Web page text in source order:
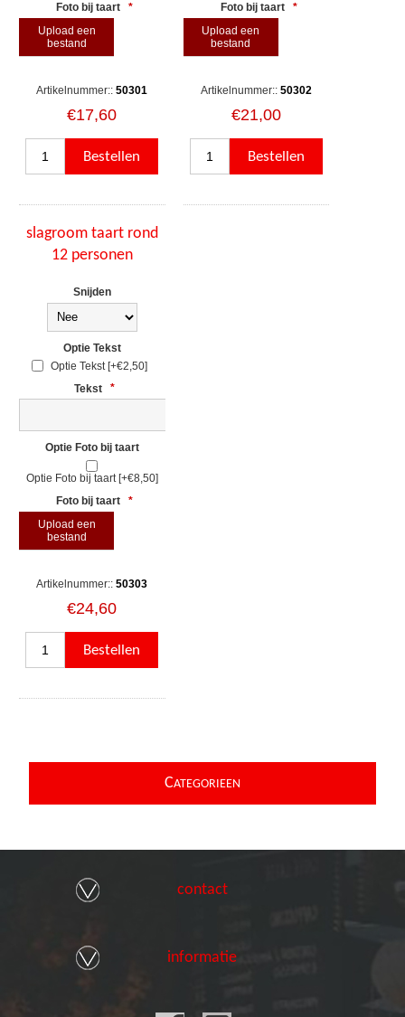
Foto bij taart
*
Upload een
bestand
Artikelnummer:: 50301
€17,60
Foto bij taart
*
Upload een
bestand
Artikelnummer:: 50302
€21,00
slagroom taart rond
12 personen
Snijden
Optie Tekst
Optie Tekst [+€2,50]
Tekst
*
Optie Foto bij taart
Optie Foto bij taart [+€8,50]
Foto bij taart
*
Upload een
bestand
Artikelnummer:: 50303
€24,60
CATEGORIEEN
contact
informatie